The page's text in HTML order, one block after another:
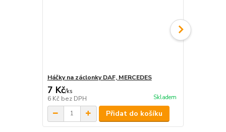
Háčky na záclonky DAF, MERCEDES
7 Kč/ks
6 Kč bez DPH Skladem
Přidat do košíku